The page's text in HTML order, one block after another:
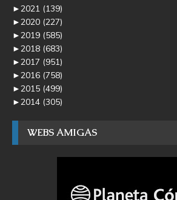
►2021 (139)
►2020 (227)
►2019 (585)
►2018 (683)
►2017 (951)
►2016 (758)
►2015 (499)
►2014 (305)
WEBS AMIGAS